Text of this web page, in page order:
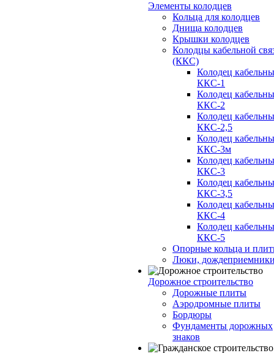
Элементы колодцев
Кольца для колодцев
Днища колодцев
Крышки колодцев
Колодцы кабельной
(ККС)
Колодец
ККС-1
Колодец
ККС-2
Колодец
ККС-2,5
Колодец
ККС-3м
Колодец
ККС-3
Колодец
ККС-3,5
Колодец
ККС-4
Колодец
ККС-5
Опорные кольца и
Люки,
Дорожное строительство
Дорожные плиты
Аэродромные плиты
Бордюры
Фундаменты дорожных
знаков